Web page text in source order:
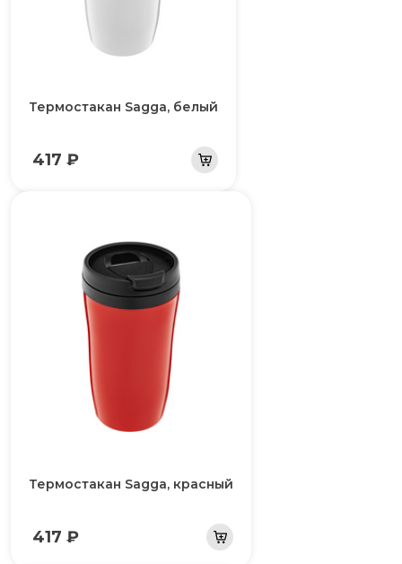
Термостакан Sagga, белый
417 ₽
Термостакан Sagga, красный
417 ₽